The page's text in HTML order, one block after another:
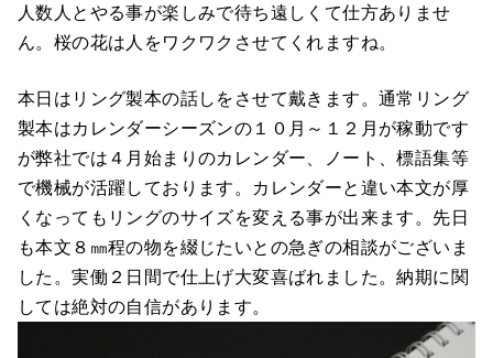
人数人とやる事が楽しみで待ち遠しくて仕方ありませ
ん。桜の花は人をワクワクさせてくれますね。
本日はリング製本の話しをさせて戴きます。通常リング
製本はカレンダーシーズンの１０月～１２月が稼動です
が弊社では４月始まりのカレンダー、ノート、標語集等
で機械が活躍しております。カレンダーと違い本文が厚
くなってもリングのサイズを変える事が出来ます。先日
も本文８㎜程の物を綴じたいとの急ぎの相談がございま
した。実働２日間で仕上げ大変喜ばれました。納期に関
しては絶対の自信があります。